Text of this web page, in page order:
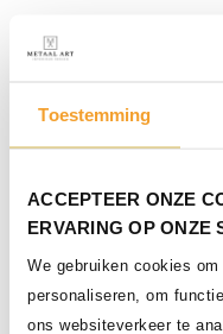
Toestemming
ACCEPTEER ONZE
ERVARING OP ONZE
We gebruiken cookies
personaliseren, om
ons websiteverkeer te